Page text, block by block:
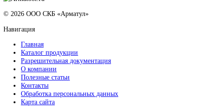
Контакты
+7 (8412) 59-45-99
info@skbarmatool.ru
Россия, г. Пенза, ул. Центральная 1В
Заказать звонок
Связаться с нами
Отвечаем в течении 1 рабочего дня